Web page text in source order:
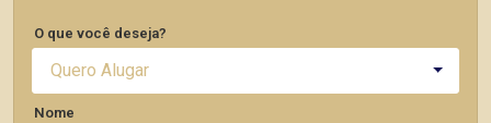
O que você deseja?
Quero Alugar
Nome